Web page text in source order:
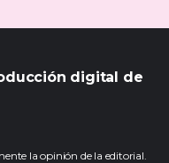
digital de
la opinión de la editorial.